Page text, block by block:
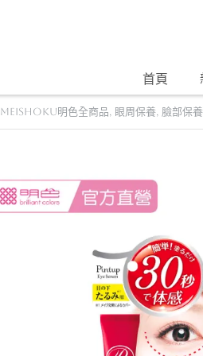
首頁
Meishoku明色全商品, 眼周保養, 臉部保養